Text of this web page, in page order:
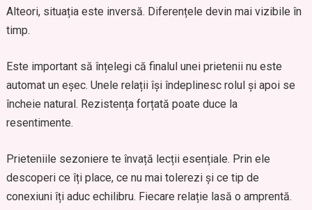
Alteori, situația este inversă. Diferențele devin mai vizibile în
timp.
Este important să înțelegi că finalul unei prietenii nu este
automat un eșec. Unele relații își îndeplinesc rolul și apoi se
încheie natural. Rezistența forțată poate duce la
resentimente.
Prieteniile sezoniere te învață lecții esențiale. Prin ele
descoperi ce îți place, ce nu mai tolerezi și ce tip de
conexiuni îți aduc echilibru. Fiecare relație lasă o amprentă.